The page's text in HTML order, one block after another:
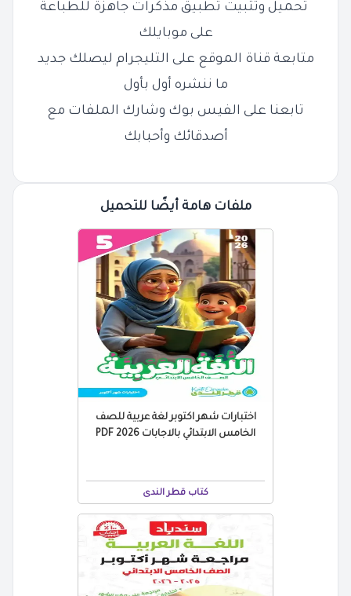
تحميل وتثبيت تطبيق مذكرات جاهزة للطباعة
على موبايلك
متابعة قناة الموقع على التليجرام ليصلك جديد
ما ننشره أول بأول
تابعنا على الفيس بوك وشارك الملفات مع
أصدقائك وأحبابك
ملفات هامة أيضًا للتحميل
اختبارات شهر اكتوبر لغة عربية للصف
الخامس الابتدائي بالاجابات 2026 PDF
كتاب قطر الندى